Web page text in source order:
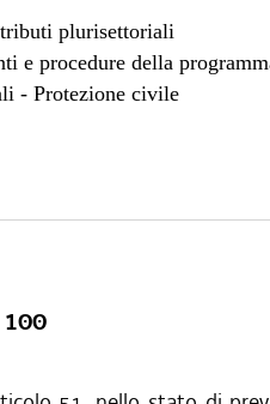
plurisettoriali
e procedure della
- Protezione civile